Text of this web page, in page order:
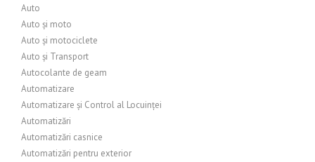
Auto
Auto și moto
Auto și motociclete
Auto și Transport
Autocolante de geam
Automatizare
Automatizare și Control al Locuinței
Automatizări
Automatizări casnice
Automatizări pentru exterior